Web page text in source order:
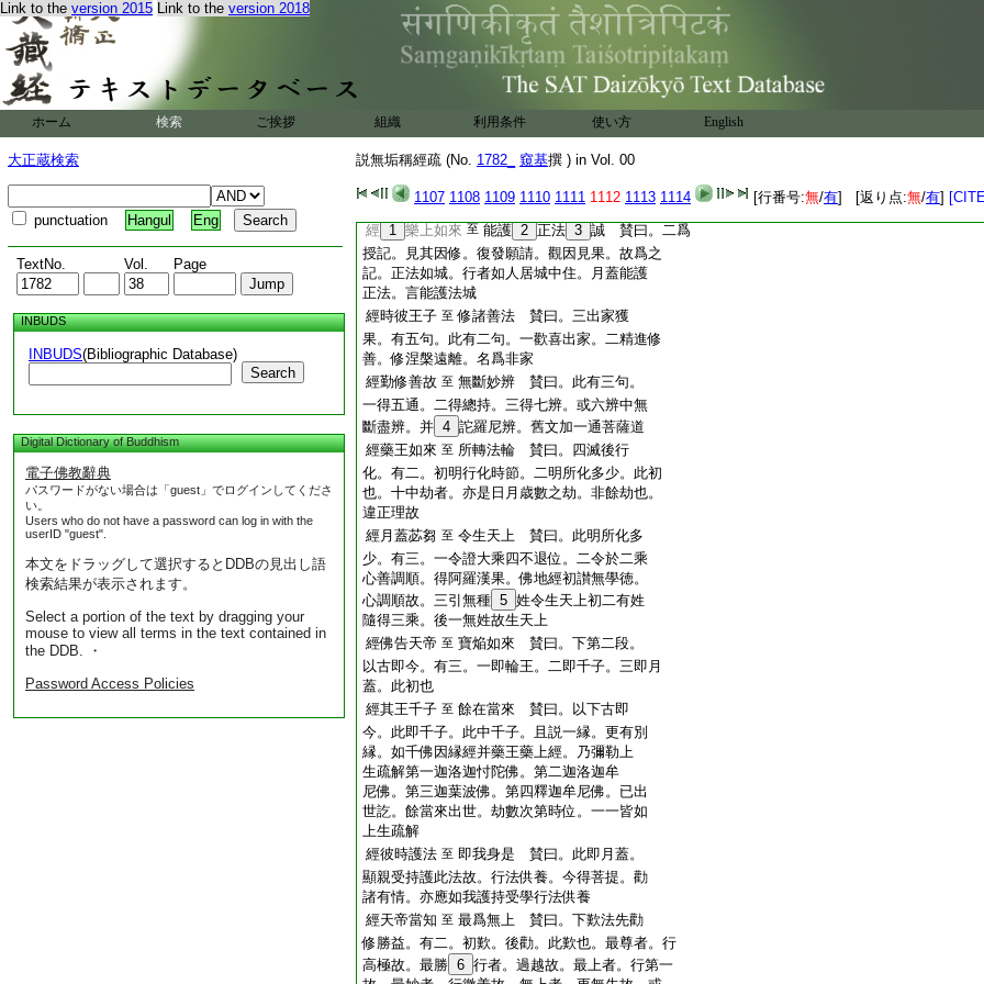
Link to the version 2015 Link to the version 2018
ホーム 検索 ご挨拶 組織 利用条件 使い方 English
大正蔵検索
punctuation Hangul Eng
TextNo. Vol. Page
INBUDS
INBUDS(Bibliographic Database)
Search
Digital Dictionary of Buddhism
電子佛教辭典
パスワードがない場合は「guest」でログインしてくださ
い。
Users who do not have a password can log in with the
userID "guest".
本文をドラッグして選択するとDDBの見出し語
検索結果が表示されます。
Select a portion of the text by dragging your
mouse to view all terms in the text contained in
the DDB. ・
Password Access Policies
説無垢稱經疏 (No. 1782_ 窺基撰 ) in Vol. 00
1107 1108 1109 1110 1111 1112 1113 1114 [行番号:無/有] [返り点:無/有]
順法之忍。又依仁王經。五忍配位。一伏忍在
地前。二信忍初二三地。三順忍四五六地。四
無生忍七八九地。五寂滅忍十地佛地。今順
忍創登四地。故舊經云得柔順忍。二解任取｣
藥王如來 賛曰。二答施衣嚴｣
經白言世尊
修菩薩行 賛曰。三正陳 12
法。若不攝受法。便非法供養。亦非護持正法。
故願佛垂哀施慈悲也。加威與力。濟神通也。
一令無＊離。二令降魔。三令護法。四令修行｣
經
1 樂上如來 至 能護 2 正法 3 誠 賛曰。二爲
授記。見其因修。復發願請。觀因見果。故爲之
記。正法如城。行者如人居城中住。月蓋能護
正法。言能護法城
經時彼王子 至 修諸善法 賛曰。三出家獲
果。有五句。此有二句。一歡喜出家。二精進修
善。修涅槃遠離。名爲非家
經勤修善故 至 無斷妙辨 賛曰。此有三句。
一得五通。二得總持。三得七辨。或六辨中無
斷盡辨。并 4 詑羅尼辨。舊文加一通菩薩道
經藥王如來 至 所轉法輪 賛曰。四滅後行
化。有二。初明行化時節。二明所化多少。此初
也。十中劫者。亦是日月歳數之劫。非餘劫也。
違正理故
經月蓋苾芻 至 令生天上 賛曰。此明所化多
少。有三。一令證大乘四不退位。二令於二乘
心善調順。得阿羅漢果。佛地經初讃無學徳。
心調順故。三引無種 5 姓令生天上初二有姓
隨得三乘。後一無姓故生天上
經佛告天帝 至 寶焔如來 賛曰。下第二段。
以古即今。有三。一即輪王。二即千子。三即月
蓋。此初也
經其王千子 至 餘在當來 賛曰。以下古即
今。此即千子。此中千子。且説一縁。更有別
縁。如千佛因縁經并藥王藥上經。乃彌勒上
生疏解第一迦洛迦忖陀佛。第二迦洛迦牟
尼佛。第三迦葉波佛。第四釋迦牟尼佛。已出
世訖。餘當來出世。劫數次第時位。一一皆如
上生疏解
經彼時護法 至 即我身是 賛曰。此即月蓋。
顯親受持護此法故。行法供養。今得菩提。勸
諸有情。亦應如我護持受學行法供養
經天帝當知 至 最爲無上 賛曰。下歎法先勸
修勝益。有二。初歎。後勸。此歎也。最尊者。行
高極故。最勝 6 行者。過越故。最上者。行第一